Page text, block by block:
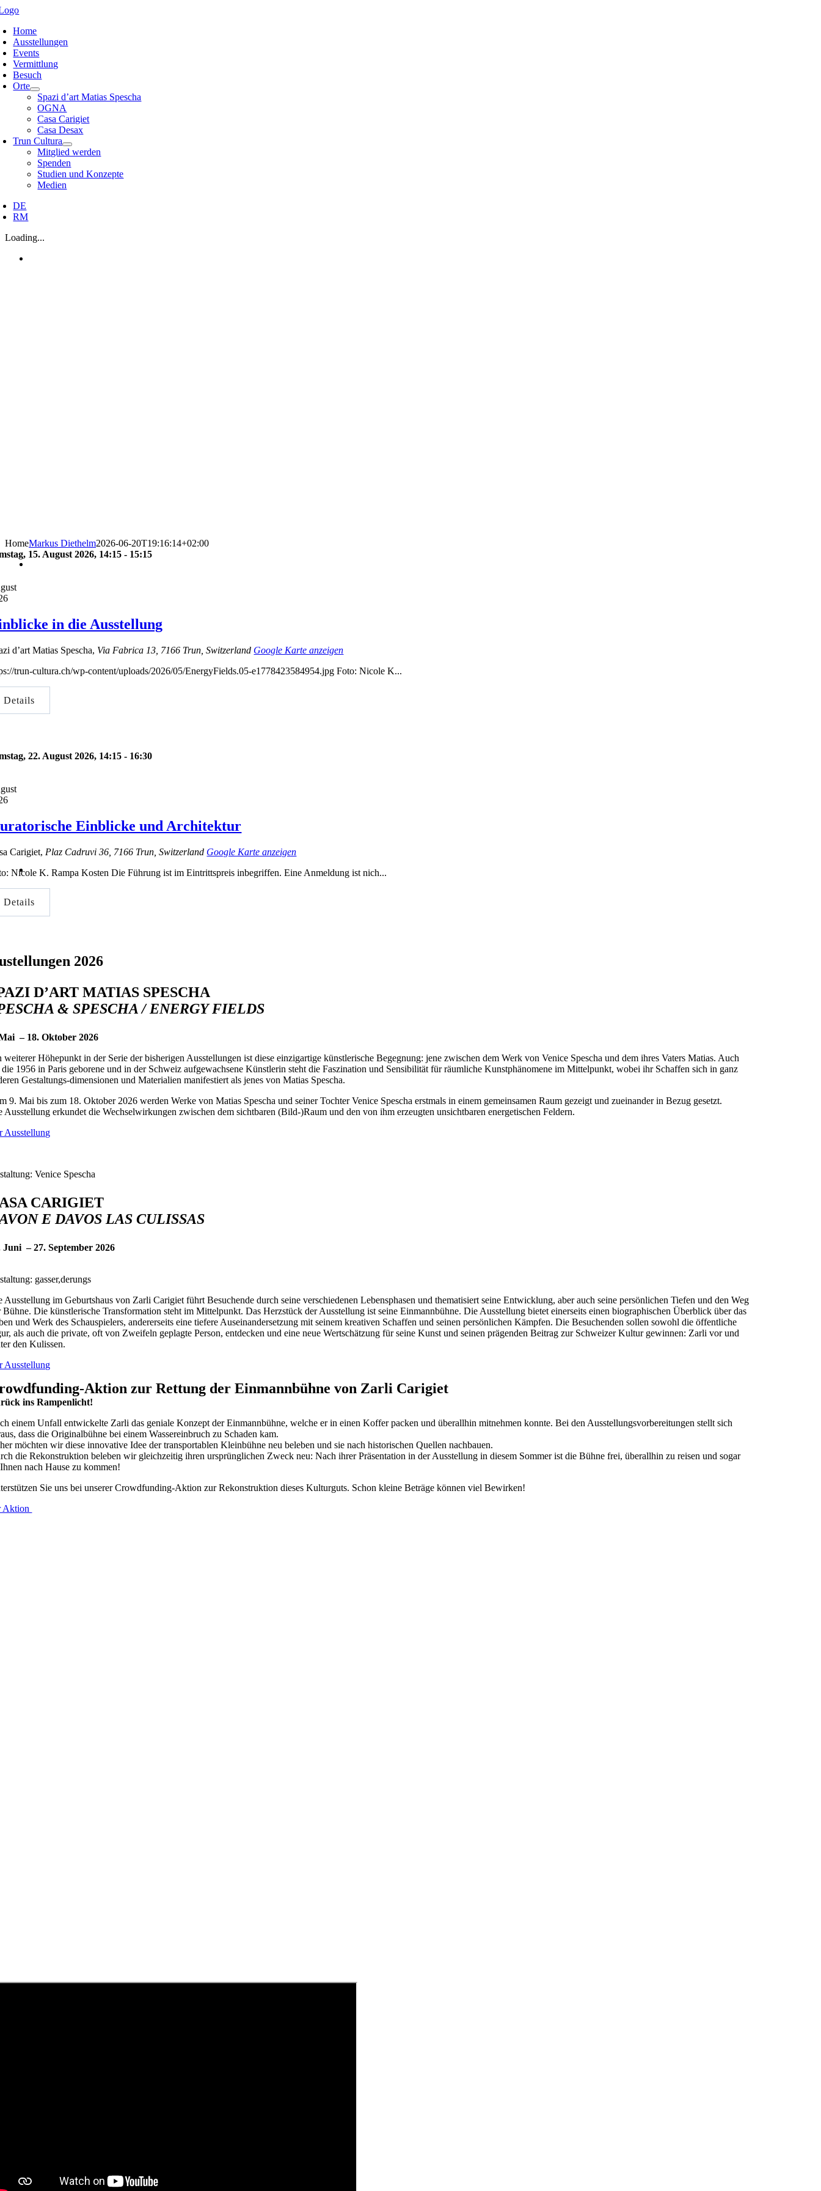
Zum
springen
Home
Ausstellungen
Events
Vermittlung
Besuch
Orte
Spazi d’art Matias Spescha
OGNA
Casa Carigiet
Casa Desax
Trun Cultura
Mitglied werden
Spenden
Studien und Konzepte
Medien
DE
RM
Loading...
HomeMarkus Diethelm2026-06-20T19:16:14+02:00
15. August 2026, 14:15 - 15:15
in die Ausstellung
d’art Matias Spescha, Via Fabrica 13 7166 Trun Switzerland Google Karte anzeigen
trun-cultura.ch/wp-content/uploads/2026/05/EnergyFields.05-e1778423584954.jpg Foto: Nicole K...
Details
22. August 2026, 14:15 - 16:30
Einblicke und Architektur
Carigiet, Plaz Cadruvi 36 7166 Trun Switzerland Google Karte anzeigen
Nicole K. Rampa Kosten Die Führung ist im Eintrittspreis inbegriffen. Eine Anmeldung ist nich...
Details
2026
D’ART MATIAS SPESCHA
& SPESCHA / ENERGY FIELDS
– 18. Oktober 2026
weiterer Höhepunkt in der Serie der bisherigen Ausstellungen ist diese einzigartige künstlerische Begegnung: jene zwischen dem Werk von Venice Spescha und dem ihres Vaters Matias. Auch
1956 in Paris geborene und in der Schweiz aufgewachsene Künstlerin steht die Faszination und Sensibilität für räumliche Kunstphänomene im Mittelpunkt, wobei ihr Schaffen sich in ganz
Gestaltungs-dimensionen und Materialien manifestiert als jenes von Matias Spescha.
9. Mai bis zum 18. Oktober 2026 werden Werke von Matias Spescha und seiner Tochter Venice Spescha erstmals in einem gemeinsamen Raum gezeigt und zueinander in Bezug gesetzt.
Ausstellung erkundet die Wechselwirkungen zwischen dem sichtbaren (Bild-)Raum und den von ihm erzeugten unsichtbaren energetischen Feldern.
Ausstellung
Venice Spescha
CARIGIET
E DAVOS LAS CULISSAS
Juni – 27. September 2026
gasser,derungs
Ausstellung im Geburtshaus von Zarli Carigiet führt Besuchende durch seine verschiedenen Lebensphasen und thematisiert seine Entwicklung, aber auch seine persönlichen Tiefen und den Weg
Bühne. Die künstlerische Transformation steht im Mittelpunkt. Das Herzstück der Ausstellung ist seine Einmannbühne. Die Ausstellung bietet einerseits einen biographischen Überblick über das
und Werk des Schauspielers, andererseits eine tiefere Auseinandersetzung mit seinem kreativen Schaffen und seinen persönlichen Kämpfen. Die Besuchenden sollen sowohl die öffentliche
als auch die private, oft von Zweifeln geplagte Person, entdecken und eine neue Wertschätzung für seine Kunst und seinen prägenden Beitrag zur Schweizer Kultur gewinnen: Zarli vor und
den Kulissen.
Ausstellung
Aktion zur Rettung der Einmannbühne von Zarli Carigiet
ins Rampenlicht!
einem Unfall entwickelte Zarli das geniale Konzept der Einmannbühne, welche er in einen Koffer packen und überallhin mitnehmen konnte. Bei den Ausstellungsvorbereitungen stellt sich
dass die Originalbühne bei einem Wassereinbruch zu Schaden kam.
möchten wir diese innovative Idee der transportablen Kleinbühne neu beleben und sie nach historischen Quellen nachbauen.
die Rekonstruktion beleben wir gleichzeitig ihren ursprünglichen Zweck neu: Nach ihrer Präsentation in der Ausstellung in diesem Sommer ist die Bühne frei, überallhin zu reisen und sogar
nach Hause zu kommen!
Sie uns bei unserer Crowdfunding-Aktion zur Rekonstruktion dieses Kulturguts. Schon kleine Beträge können viel Bewirken!
Aktion